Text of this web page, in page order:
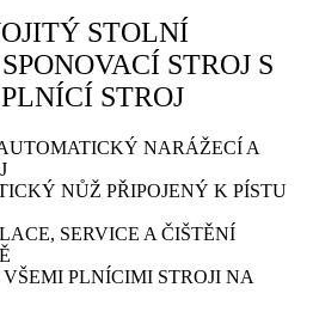
STOLNÍ
STROJ S
STROJ
NARÁŽECÍ A
NŮŽ PŘIPOJENÝ K PÍSTU
SERVICE A ČIŠTĚNÍ
PLNÍCIMI STROJI NA